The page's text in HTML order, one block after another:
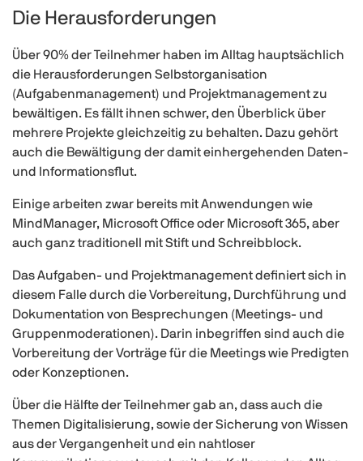
Die Herausforderungen
Über 90% der Teilnehmer haben im Alltag hauptsächlich
die Herausforderungen Selbstorganisation
(Aufgabenmanagement) und Projektmanagement zu
bewältigen. Es fällt ihnen schwer, den Überblick über
mehrere Projekte gleichzeitig zu behalten. Dazu gehört
auch die Bewältigung der damit einhergehenden Daten-
und Informationsflut.
Einige arbeiten zwar bereits mit Anwendungen wie
MindManager, Microsoft Office oder Microsoft 365, aber
auch ganz traditionell mit Stift und Schreibblock.
Das Aufgaben- und Projektmanagement definiert sich in
diesem Falle durch die Vorbereitung, Durchführung und
Dokumentation von Besprechungen (Meetings- und
Gruppenmoderationen). Darin inbegriffen sind auch die
Vorbereitung der Vorträge für die Meetings wie Predigten
oder Konzeptionen.
Über die Hälfte der Teilnehmer gab an, dass auch die
Themen Digitalisierung, sowie der Sicherung von Wissen
aus der Vergangenheit und ein nahtloser